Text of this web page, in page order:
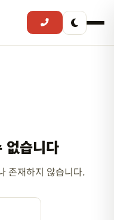
없습니다
존재하지 않습니다.